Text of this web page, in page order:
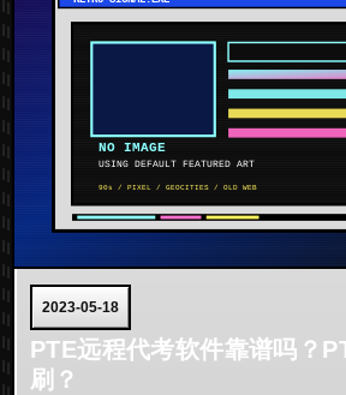
2023-05-18
PTE远程代考软件靠谱吗？
刷？